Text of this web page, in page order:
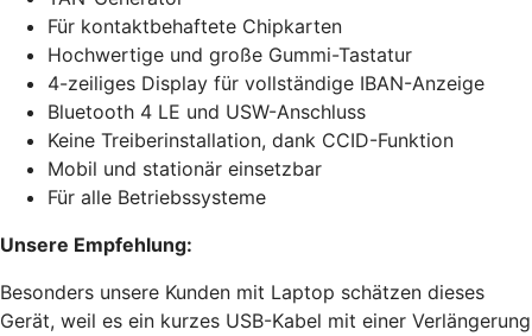
Für kontaktbehaftete Chipkarten
Hochwertige und große Gummi-Tastatur
4-zeiliges Display für vollständige IBAN-Anzeige
Bluetooth 4 LE und USW-Anschluss
Keine Treiberinstallation, dank CCID-Funktion
Mobil und stationär einsetzbar
Für alle Betriebssysteme
Unsere Empfehlung:
Besonders unsere Kunden mit Laptop schätzen dieses
Gerät, weil es ein kurzes USB-Kabel mit einer Verlängerung